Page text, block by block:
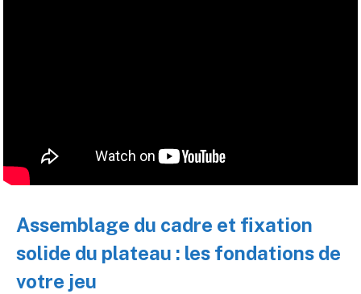
Assemblage du cadre et fixation
solide du plateau : les fondations de
votre jeu